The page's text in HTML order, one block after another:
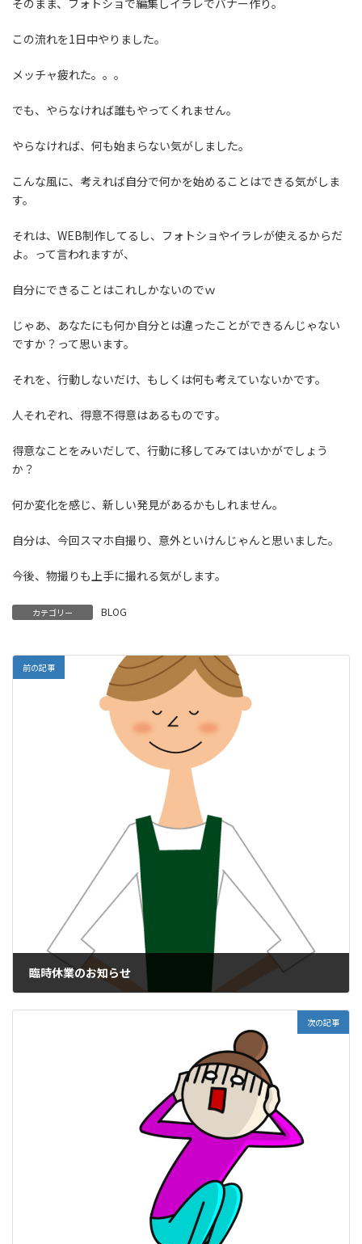
そのまま、フォトショで編集しイラレでバナー作り。
この流れを1日中やりました。
メッチャ疲れた。。。
でも、やらなければ誰もやってくれません。
やらなければ、何も始まらない気がしました。
こんな風に、考えれば自分で何かを始めることはできる気がしま
す。
それは、WEB制作してるし、フォトショやイラレが使えるからだ
よ。って言われますが、
自分にできることはこれしかないのでｗ
じゃあ、あなたにも何か自分とは違ったことができるんじゃない
ですか？って思います。
それを、行動しないだけ、もしくは何も考えていないかです。
人それぞれ、得意不得意はあるものです。
得意なことをみいだして、行動に移してみてはいかがでしょう
か？
何か変化を感じ、新しい発見があるかもしれません。
自分は、今回スマホ自撮り、意外といけんじゃんと思いました。
今後、物撮りも上手に撮れる気がします。
カテゴリー BLOG
前の記事
臨時休業のお知らせ
次の記事